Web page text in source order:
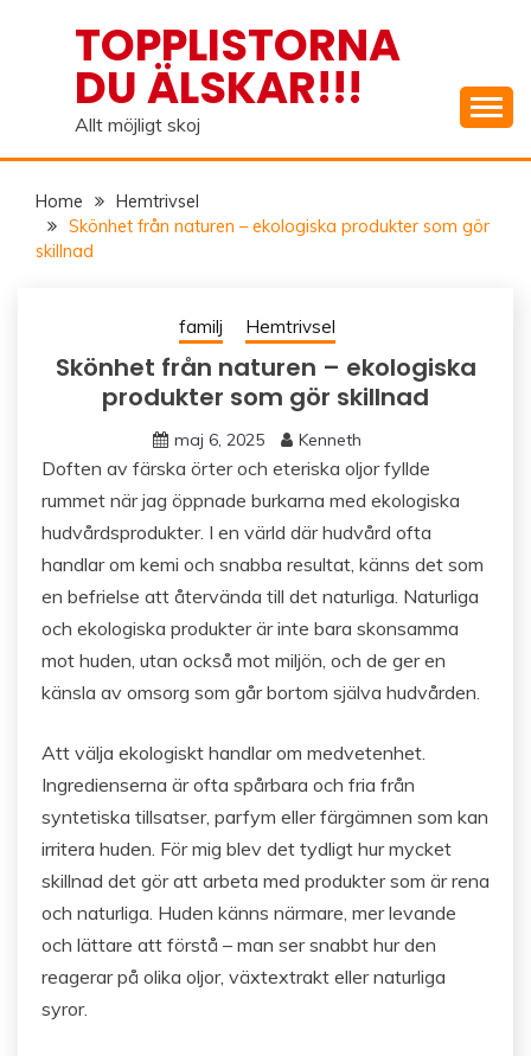
TOPPLISTORNA
DU ÄLSKAR!!!
Allt möjligt skoj
Home
Hemtrivsel
Skönhet från naturen – ekologiska produkter som gör
skillnad
familj Hemtrivsel
Skönhet från naturen – ekologiska
produkter som gör skillnad
maj 6, 2025 Kenneth
Doften av färska örter och eteriska oljor fyllde
rummet när jag öppnade burkarna med ekologiska
hudvårdsprodukter. I en värld där hudvård ofta
handlar om kemi och snabba resultat, känns det som
en befrielse att återvända till det naturliga. Naturliga
och ekologiska produkter är inte bara skonsamma
mot huden, utan också mot miljön, och de ger en
känsla av omsorg som går bortom själva hudvården.
Att välja ekologiskt handlar om medvetenhet.
Ingredienserna är ofta spårbara och fria från
syntetiska tillsatser, parfym eller färgämnen som kan
irritera huden. För mig blev det tydligt hur mycket
skillnad det gör att arbeta med produkter som är rena
och naturliga. Huden känns närmare, mer levande
och lättare att förstå – man ser snabbt hur den
reagerar på olika oljor, växtextrakt eller naturliga
syror.